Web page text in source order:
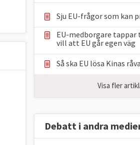
Sju EU-frågor som kan
EU-medborgare tappar
vill att EU går egen väg
Så ska EU lösa Kinas
Visa fler
Debatt i andra